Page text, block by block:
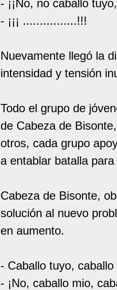
- ¡¡No, no caballo
- ¡¡¡ ................!!!
Nuevamente llegó la
intensidad y tensión
Todo el grupo de
de Cabeza de
otros, cada grupo
a entablar batalla
Cabeza de Bisonte,
solución al nuevo
en aumento.
- Caballo tuyo, caballo
- ¡No, caballo mio,